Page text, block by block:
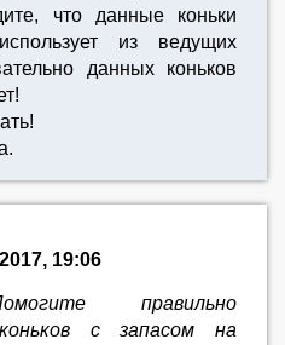
что данные коньки
из ведущих
данных коньков
19:06
правильно
с запасом на